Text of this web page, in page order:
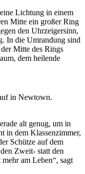
Lichtung in einem
Mitte ein großer Ring
den Uhrzeigersinn,
In die Umrandung sind
Mitte des Rings
dem heilende
in Newtown.
alt genug, um in
in dem Klassenzimmer,
Schütze auf dem
Zweit- statt den
am Leben“, sagt